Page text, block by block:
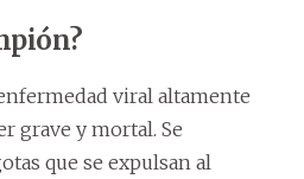
viral altamente
grave y mortal. Se
que se expulsan al